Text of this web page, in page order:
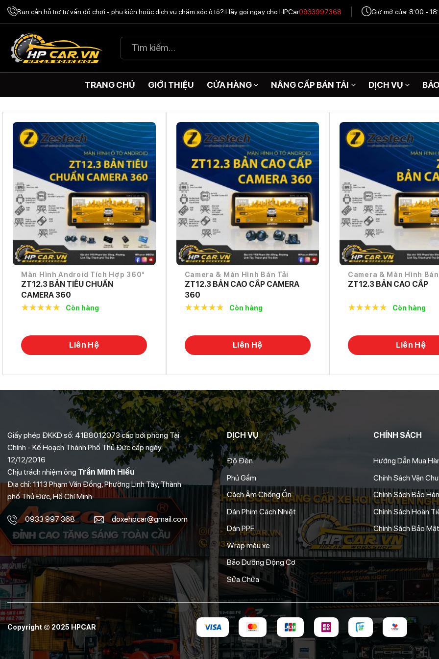
Chuyển
đến
dung
Bạn cần hỗ trợ tư vấn đồ chơi - phụ kiện hoặc dịch vụ chăm sóc ô tô? Hãy gọi ngay cho HPCar0933997368 Giờ mở cửa: 8:00 -
Tìm
kiếm:
TRANG CHỦ GIỚI THIỆU CỬA HÀNG NÂNG CẤP BÁN TẢI DỊCH VỤ
Màn Hình Android Tích Hợp 360°
ZT12.3 BẢN TIÊU CHUẨN
CAMERA 360
Còn hàng
Liên Hệ
Camera & Màn Hình Bán Tải
ZT12.3 BẢN CAO CẤP CAMERA
360
Còn hàng
Liên Hệ
Camera & Màn Hình
ZT12.3 BẢN CAO CẤP
Còn hàng
Liên Hệ
Giấy phép ĐKKD số: 41B8012073 cấp bới phòng Tài
Chính - Kế Hoạch Thành Phố Thủ Đức cấp ngày
12/12/2016
Chịu trách nhiệm ông Trần Minh Hiếu
Địa chỉ: 1113 Phạm Văn Đồng, Phường Linh Tây, Thành
phố Thủ Đức, Hồ Chí Minh
0933 997 368 doxehpcar@gmail.com
DỊCH VỤ
Độ Đèn
Phủ Gầm
Cách Âm Chống Ồn
Dán Phim Cách Nhiệt
Dán PPF
Wrap màu xe
Bảo Dưỡng Động Cơ
Sửa Chữa
CHÍNH SÁCH
Hướng Dẫn Mua
Chính Sách Vận
Chính Sách Bảo
Chính Sách Hoàn
Chính Sách Bảo
Copyright © 2025 HPCAR